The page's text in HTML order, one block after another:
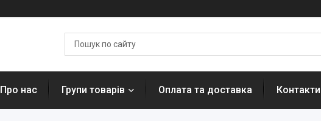
Про нас Групи товарів Оплата та доставка Контакти